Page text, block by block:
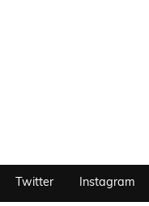
Twitter Instagram